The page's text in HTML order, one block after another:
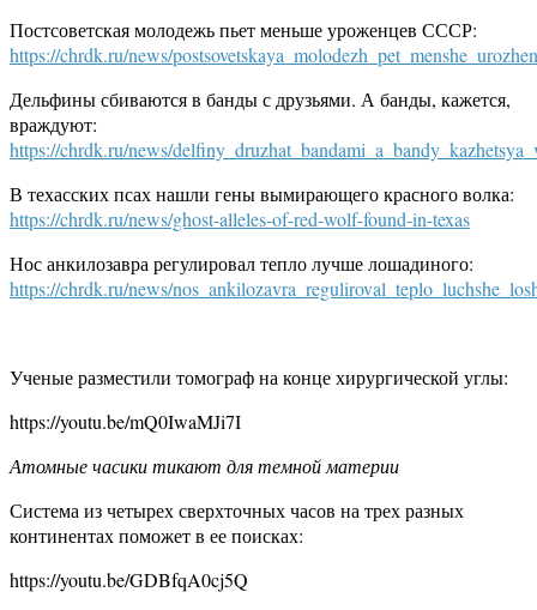
Постсоветская молодежь пьет меньше уроженцев СССР:
https://chrdk.ru/news/
Дельфины сбиваются в банды с друзьями. А банды, кажется,
враждуют:
https://chrdk.ru/news/
В техасских псах нашли гены вымирающего красного волка:
https://chrdk.ru/news/ghost-alleles-of-red-wolf-found-in-texas
Нос анкилозавра регулировал тепло лучше лошадиного:
https://chrdk.ru/news/
Ученые разместили томограф на конце хирургической углы:
https://youtu.be/mQ0IwaMJi7I
Атомные часики тикают для темной материи
Система из четырех сверхточных часов на трех разных
континентах поможет в ее поисках:
https://youtu.be/GDBfqA0cj5Q